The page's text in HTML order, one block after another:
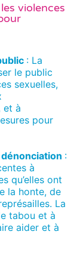
violences
: La
le public
sexuelles,
et à
pour
:
à
qu’elles ont
la honte, de
La
tabou et à
aider et à